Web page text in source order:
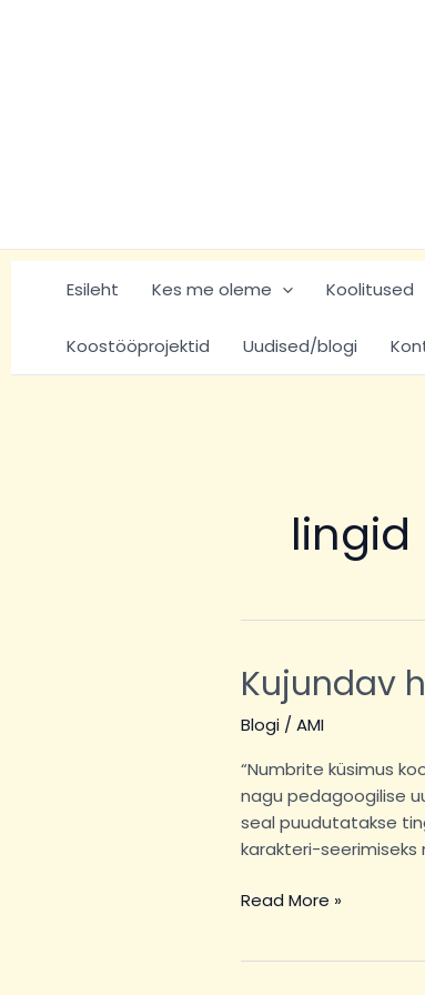
Esileht Kes me oleme Koolitused
Koostööprojektid Uudised/blogi
lingid
Kujundav
Blogi /AMI
“Numbrite küsimus
nagu pedagoogilise
seal puudutatakse
karakteri-seerimiseks
Kujundav
hindamine
Read More »